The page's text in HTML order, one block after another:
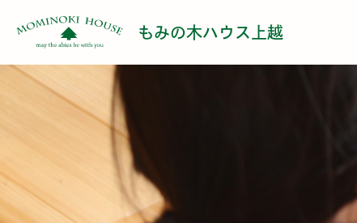
もみの木ハウス上越